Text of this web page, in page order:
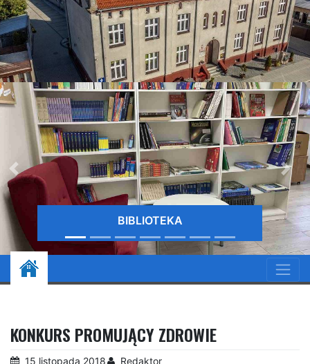
BIBLIOTEKA
KONKURS PROMUJĄCY ZDROWIE
15 listopada 2018 Redaktor